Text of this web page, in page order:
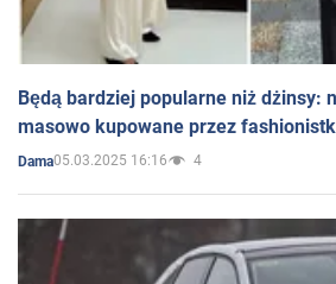
Będą bardziej popularne niż dżinsy:
masowo kupowane przez
Dama05.03.2025 16:16 4